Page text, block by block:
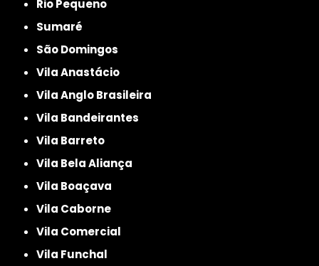
Rio Pequeno
Sumaré
São Domingos
Vila Anastácio
Vila Anglo Brasileira
Vila Bandeirantes
Vila Barreto
Vila Bela Aliança
Vila Boaçava
Vila Caborne
Vila Comercial
Vila Funchal